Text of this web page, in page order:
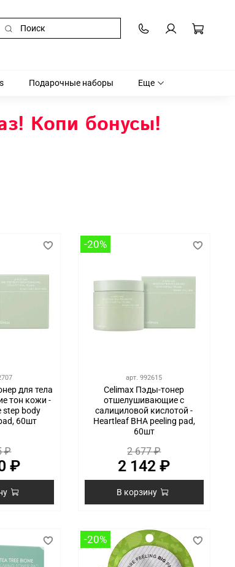
Подарочные наборы Еще
Копи бонусы!
для тела
тон кожи -
step body
60шт
₽
₽
-20%
арт.992615
Celimax Пэды-тонер
отшелушивающие с
салициловой кислотой -
Heartleaf BHA peeling pad,
60шт
2 677 ₽
2 142 ₽
В корзину
-20%